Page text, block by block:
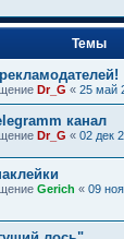
Темы
Dr_G « 25 май
канал
Dr_G « 02 дек
Gerich « 09